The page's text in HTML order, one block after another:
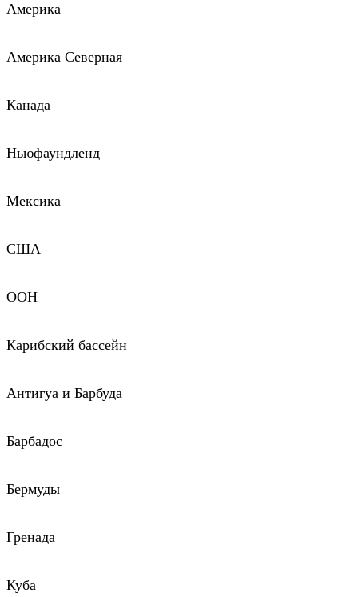
Америка
Америка Северная
Канада
Ньюфаундленд
Мексика
США
ООН
Карибский бассейн
Антигуа и Барбуда
Барбадос
Бермуды
Гренада
Куба